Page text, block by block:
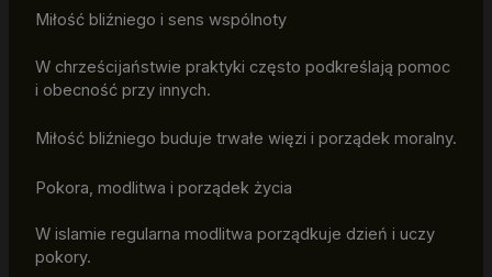
Miłość bliźniego i sens wspólnoty
W chrześcijaństwie praktyki często podkreślają pomoc
i obecność przy innych.
Miłość bliźniego buduje trwałe więzi i porządek moralny.
Pokora, modlitwa i porządek życia
W islamie regularna modlitwa porządkuje dzień i uczy
pokory.